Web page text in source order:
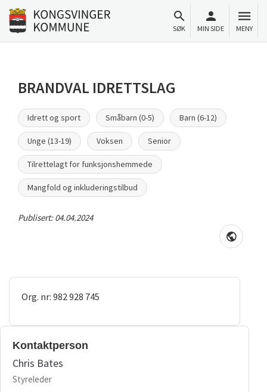
Til innhold
Gå til forsiden
SØK MIN SIDE MENY
BRANDVAL IDRETTSLAG
Idrett og sport Småbarn (0-5) Barn (6-12)
Unge (13-19) Voksen Senior
Tilrettelagt for funksjonshemmede
Mangfold og inkluderingstilbud
Publisert:04.04.2024
Org. nr: 982 928 745
Kontaktperson
Chris Bates
Styreleder